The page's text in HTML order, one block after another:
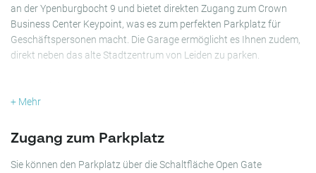
an der Ypenburgbocht 9 und bietet direkten Zugang zum Crown
Business Center Keypoint, was es zum perfekten Parkplatz für
Geschäftspersonen macht. Die Garage ermöglicht es Ihnen zudem,
direkt neben das alte Stadtzentrum von Leiden zu parken.
Centraal Station, was Sie perfekt positioniert, um den pulsierenden
ein Geschäftstreffen oder um einen gemütlichen Spaziergang durch
die lebhaften Einkaufsgebiete von Leiden zu genießen, das THE FIZZ
Leiden Parkhaus bietet Ihnen ein sicheres und bequemes
+ Mehr
Zugang zum Parkplatz
Sie können den Parkplatz über die Schaltfläche Open Gate